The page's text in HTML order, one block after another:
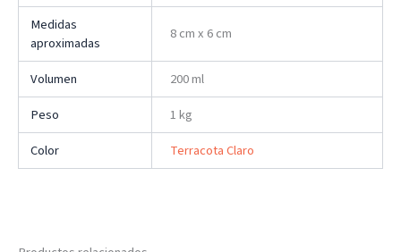
Medidas
aproximadas
8 cm x 6 cm
Volumen
200 ml
Peso
1 kg
Color
Terracota Claro